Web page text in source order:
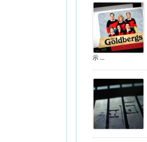
示 ...